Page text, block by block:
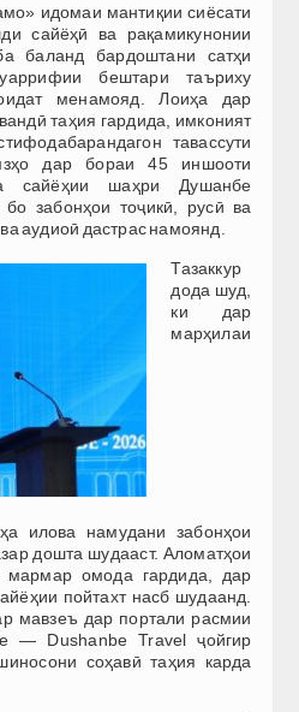
идомаи мантиқии сиёсати
сайёҳӣ ва рақамикунонии
баланд бардоштани сатҳи
бештари таъриху
менамояд. Лоиҳа дар
таҳия гардида, имконият
тавассути
дар бораи 45 иншооти
сайёҳии шаҳри Душанбе
забонҳои тоҷикӣ, русӣ ва
аудиоӣ дастрас намоянд.
Тазаккур
дода шуд,
ки дар
марҳилаи
илова намудани забонҳои
дошта шудааст. Аломатҳои
мармар омода гардида, дар
пойтахт насб шудаанд.
мавзеъ дар портали расмии
— Dushanbe Travel ҷойгир
соҳавӣ таҳия карда